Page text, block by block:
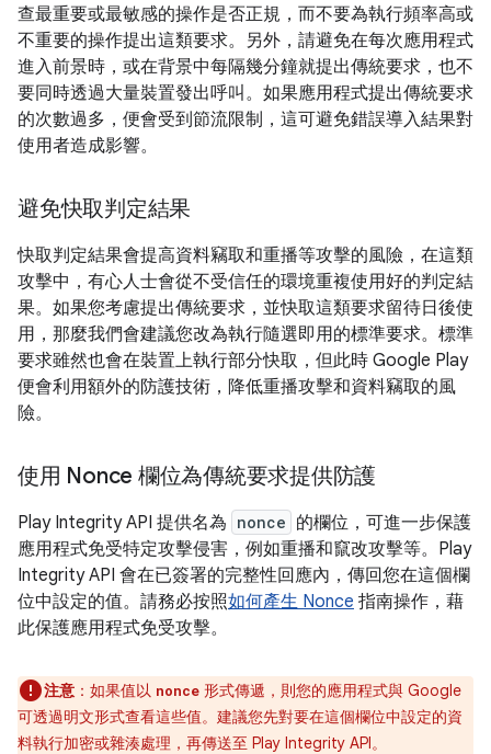
查最重要或最敏感的操作是否正規，而不要為執行頻率高或
不重要的操作提出這類要求。另外，請避免在每次應用程式
進入前景時，或在背景中每隔幾分鐘就提出傳統要求，也不
要同時透過大量裝置發出呼叫。如果應用程式提出傳統要求
的次數過多，便會受到節流限制，這可避免錯誤導入結果對
使用者造成影響。
避免快取判定結果
快取判定結果會提高資料竊取和重播等攻擊的風險，在這類
攻擊中，有心人士會從不受信任的環境重複使用好的判定結
果。如果您考慮提出傳統要求，並快取這類要求留待日後使
用，那麼我們會建議您改為執行隨選即用的標準要求。標準
要求雖然也會在裝置上執行部分快取，但此時 Google Play
便會利用額外的防護技術，降低重播攻擊和資料竊取的風
險。
使用 Nonce 欄位為傳統要求提供防護
Play Integrity API 提供名為 nonce 的欄位，可進一步保護
應用程式免受特定攻擊侵害，例如重播和竄改攻擊等。Play
Integrity API 會在已簽署的完整性回應內，傳回您在這個欄
位中設定的值。請務必按照如何產生 Nonce 指南操作，藉
此保護應用程式免受攻擊。
注意 ： 如果值以 nonce 形式傳遞，則您的應用程式與 Google
可透過明文形式查看這些值。建議您先對要在這個欄位中設定的資
料執行加密或雜湊處理，再傳送至 Play Integrity API。